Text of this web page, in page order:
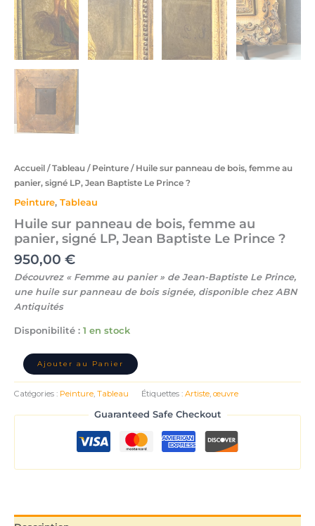
Accueil /Tableau / Peinture / Huile sur panneau de bois, femme au
panier, signé LP, Jean Baptiste Le Prince ?
Peinture, Tableau
Huile sur panneau de bois, femme au
panier, signé LP, Jean Baptiste Le Prince ?
950,00 €
Découvrez « Femme au panier » de Jean-Baptiste Le Prince,
une huile sur panneau de bois signée, disponible chez ABN
Antiquités
Disponibilité : 1 en stock
Ajouter au Panier
Catégories : Peinture, Tableau Étiquettes : Artiste, œuvre
Guaranteed Safe Checkout